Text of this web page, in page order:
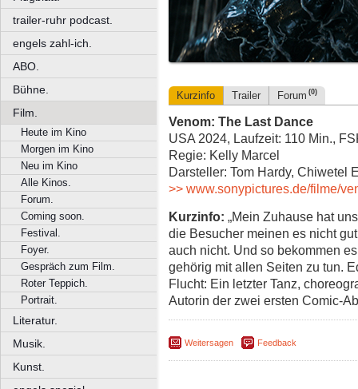
trailer-ruhr podcast.
engels zahl-ich.
ABO.
Bühne.
Film.
Heute im Kino
Morgen im Kino
Neu im Kino
Alle Kinos.
Forum.
Coming soon.
Festival.
Foyer.
Gespräch zum Film.
Roter Teppich.
Portrait.
Literatur.
Musik.
Kunst.
Kurzinfo Trailer Forum (0)
Venom: The Last Dance
USA 2024, Laufzeit: 110 Min.,
Regie: Kelly Marcel
Darsteller: Tom Hardy, Chiwetel
>> www.sonypictures.de/filme/
Kurzinfo: „Mein Zuhause hat
die Besucher meinen es nicht
auch nicht. Und so bekommen
gehörig mit allen Seiten zu tun.
Flucht: Ein letzter Tanz,
Autorin der zwei ersten Comic-
Weitersagen Feedback